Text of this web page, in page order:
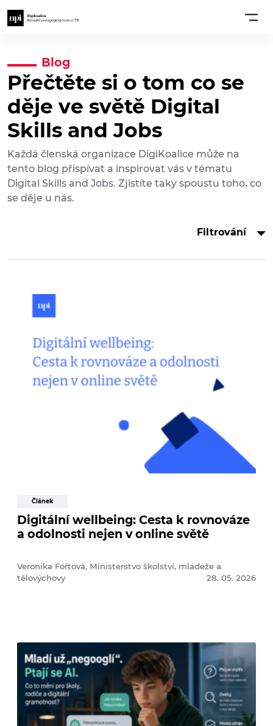
Blog
Přečtěte si o tom co se
děje ve světě Digital
Skills and Jobs
Každá členská organizace DigiKoalice může na
tento blog přispívat a inspirovat vás v tématu
Digital Skills and Jobs. Zjistíte taky spoustu toho, co
se děje u nás.
Filtrování
Článek
Digitální wellbeing: Cesta k rovnováze
a odolnosti nejen v online světě
Veronika Fořtová, Ministerstvo školství, mládeže a
tělovýchovy
28. 05. 2026